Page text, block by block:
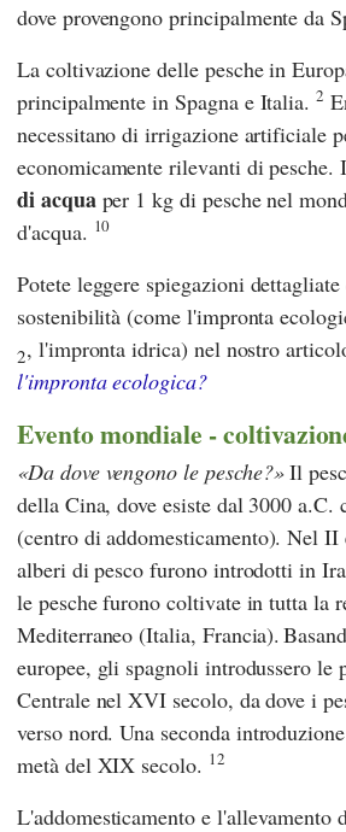
dove provengono principalmente da
La coltivazione delle pesche in
principalmente in Spagna e Italia.2
necessitano di irrigazione artificiale
economicamente rilevanti di pesche.
di acquaper 1 kg di pesche nel
d'acqua. 10
Potete leggere spiegazioni
sostenibilità (come l'impronta
2, l'impronta idrica) nel nostro
l'impronta ecologica?
Evento mondiale -
Da dove vengono le pesche? Il
della Cina, dove esiste dal 3000
(centro di addomesticamento). Nel
alberi di pesco furono introdotti in
le pesche furono coltivate in tutta la
Mediterraneo (Italia, Francia).
europee, gli spagnoli introdussero le
Centrale nel XVI secolo, da dove i
verso nord. Una seconda
metà del XIX secolo. 12
L'addomesticamento e l'allevamento